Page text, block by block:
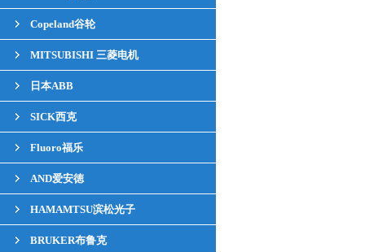
Copeland谷轮
MITSUBISHI 三菱电机
日本ABB
SICK西克
Fluoro福乐
AND爱安徳
HAMAMTSU滨松光子
BRUKER布鲁克